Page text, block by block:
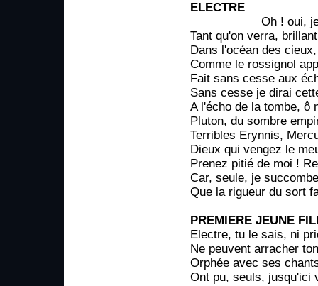
ELECTRE
Oh ! oui, je
Tant qu'on verra,
Dans l'océan des
Comme le rossignol
Fait sans cesse aux
Sans cesse je dirai
A l'écho de la tombe, ô
Pluton, du sombre
Terribles Erynnis,
Dieux qui vengez le
Prenez pitié de moi !
Car, seule, je
Que la rigueur du sort
PREMIERE JEUNE
Electre, tu le sais, ni
Ne peuvent arracher
Orphée avec ses
Ont pu, seuls, jusqu'ici